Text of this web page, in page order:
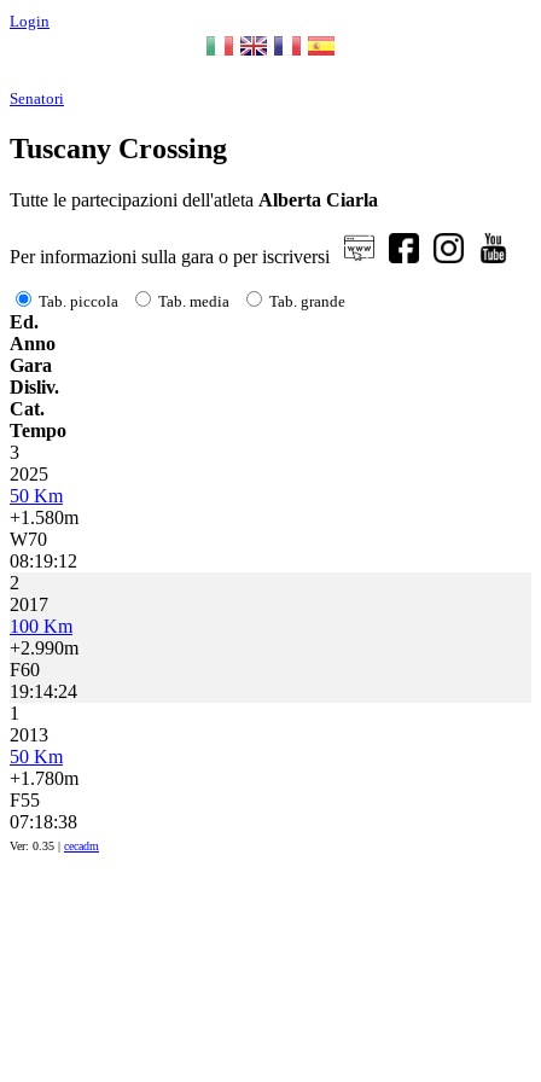
Login
Senatori
Tuscany Crossing
Tutte le partecipazioni dell'atleta Alberta Ciarla
Per informazioni sulla gara o per iscriversi
Tab. piccola Tab. media Tab. grande
Ed.
Anno
Gara
Disliv.
Cat.
Tempo
3
2025
50 Km
+1.580m
W70
08:19:12
2
2017
100 Km
+2.990m
F60
19:14:24
1
2013
50 Km
+1.780m
F55
07:18:38
Ver: 0.35 | cecadm